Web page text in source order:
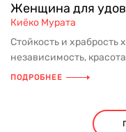
Женщина для
Киёко Мурата
Стойкость и храбрость
независимость,
ПОДРОБНЕЕ